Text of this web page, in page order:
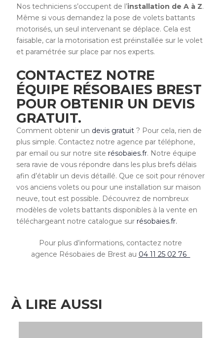
Nos techniciens s’occupent de l’installation de A à Z.
Même si vous demandez la pose de volets battants
motorisés, un seul intervenant se déplace. Cela est
faisable, car la motorisation est préinstallée sur le volet
et paramétrée sur place par nos experts.
CONTACTEZ NOTRE
ÉQUIPE RÉSOBAIES BREST
POUR OBTENIR UN DEVIS
GRATUIT.
Comment obtenir un devis gratuit ? Pour cela, rien de
plus simple. Contactez notre agence par téléphone,
par email ou sur notre site résobaies.fr. Notre équipe
sera ravie de vous répondre dans les plus brefs délais
afin d’établir un devis détaillé. Que ce soit pour rénover
vos anciens volets ou pour une installation sur maison
neuve, tout est possible. Découvrez de nombreux
modèles de volets battants disponibles à la vente en
téléchargeant notre catalogue sur résobaies.fr.
Pour plus d’informations, contactez notre
agence Résobaies de Brest au 04 11 25 02 76
À LIRE AUSSI